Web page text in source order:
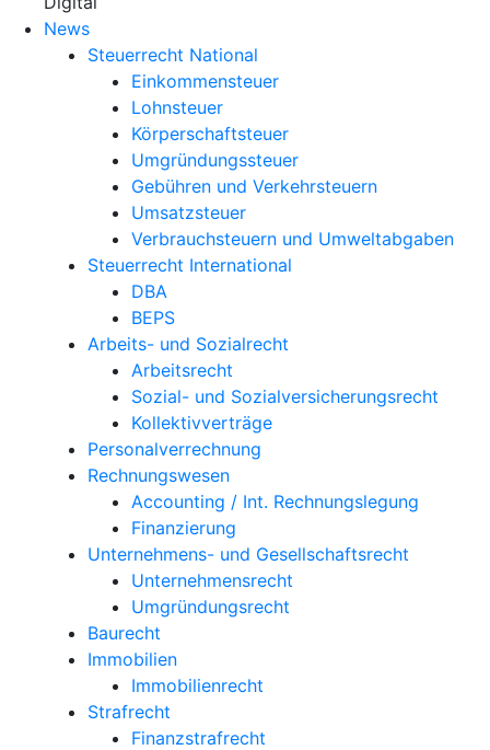
News
Steuerrecht National
Einkommensteuer
Lohnsteuer
Körperschaftsteuer
Umgründungssteuer
Gebühren und Verkehrsteuern
Umsatzsteuer
Verbrauchsteuern und Umweltabgaben
Steuerrecht International
DBA
BEPS
Arbeits- und Sozialrecht
Arbeitsrecht
Sozial- und Sozialversicherungsrecht
Kollektivverträge
Personalverrechnung
Rechnungswesen
Accounting / Int. Rechnungslegung
Finanzierung
Unternehmens- und Gesellschaftsrecht
Unternehmensrecht
Umgründungsrecht
Baurecht
Immobilien
Immobilienrecht
Strafrecht
Finanzstrafrecht